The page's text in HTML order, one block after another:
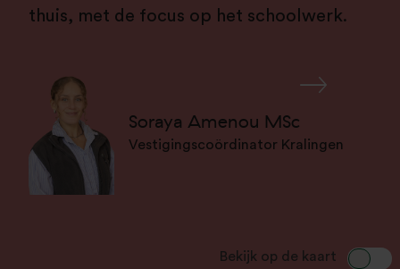
thuis, met de focus op het schoolwerk.
Soraya Amenou MSc
Vestigingscoördinator Kralingen
Bekijk op de kaart